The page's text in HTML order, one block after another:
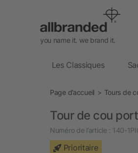
you name it. we brand it.
Les Classiques
Page d’accueil Tours de
Tour de cou
Numéro de l’article : 140-
Prioritaire